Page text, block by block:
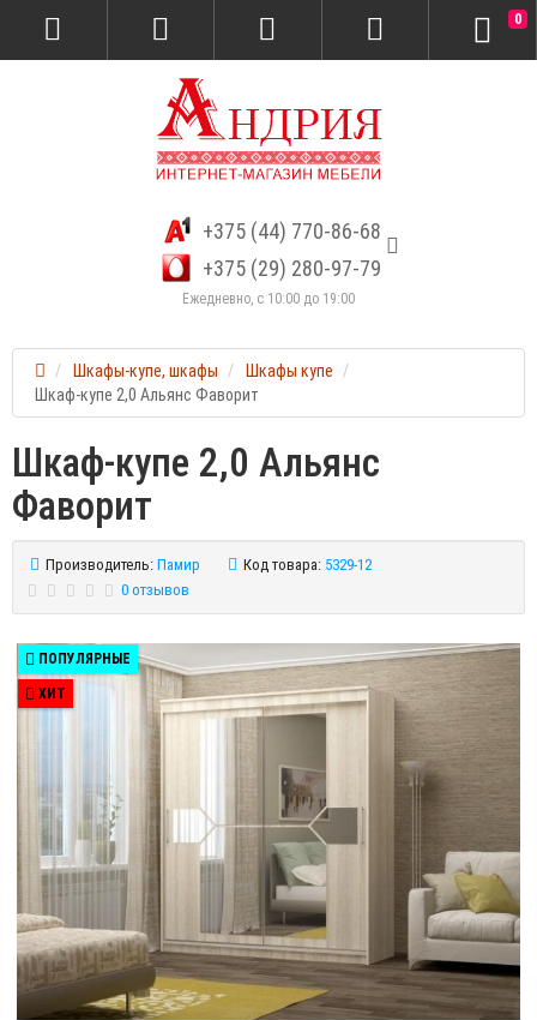
+375 (44) 770-86-68
+375 (29) 280-97-79
Ежедневно, с 10:00 до 19:00
0
Шкафы-купе, шкафы
Шкафы купе
Шкаф-купе 2,0 Альянс Фаворит
Шкаф-купе 2,0 Альянс
Фаворит
Производитель: Памир Код товара: 5329-12
0 отзывов
ПОПУЛЯРНЫЕ
ХИТ